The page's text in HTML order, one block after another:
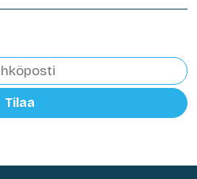
Tilaa